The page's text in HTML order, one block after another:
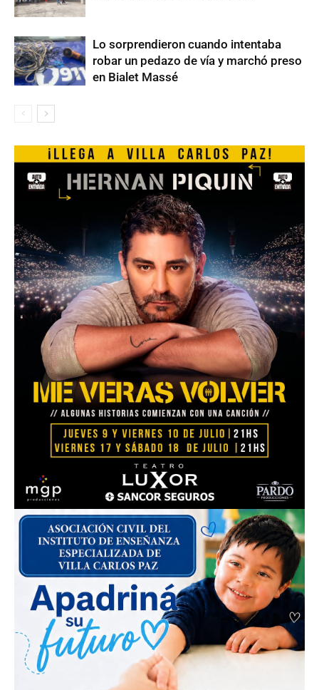
Lo sorprendieron cuando intentaba
robar un pedazo de vía y marchó preso
en Bialet Massé